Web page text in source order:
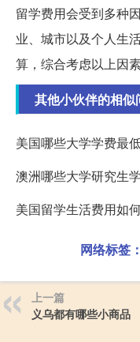
留学费用会受到多种
业、城市以及个人生
算，综合考虑以上因
其他小伙伴的相似
美国哪些大学学费最
澳洲哪些大学研究生
美国留学生活费用如
网络标签：
上一篇
义乌都有哪些小商品